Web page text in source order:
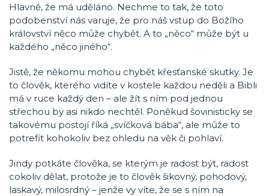
Hlavně, že má uděláno. Nechme to tak, že toto
podobenství nás varuje, že pro náš vstup do Božího
království něco může chybět. A to „něco“ může být u
každého „něco jiného“.
Jistě, že někomu mohou chybět křesťanské skutky. Je
to člověk, kterého vidíte v kostele každou neděli a Bibli
má v ruce každý den – ale žít s ním pod jednou
střechou by asi nikdo nechtěl. Poněkud šovinisticky se
takovému postojí říká „svíčková bába“, ale může to
potrefit kohokoliv bez ohledu na věk či pohlaví.
Jindy potkáte člověka, se kterým je radost být, radost
cokoliv dělat, protože je to člověk šikovný, pohodový,
laskavý, milosrdný – jenže vy víte, že se s ním na